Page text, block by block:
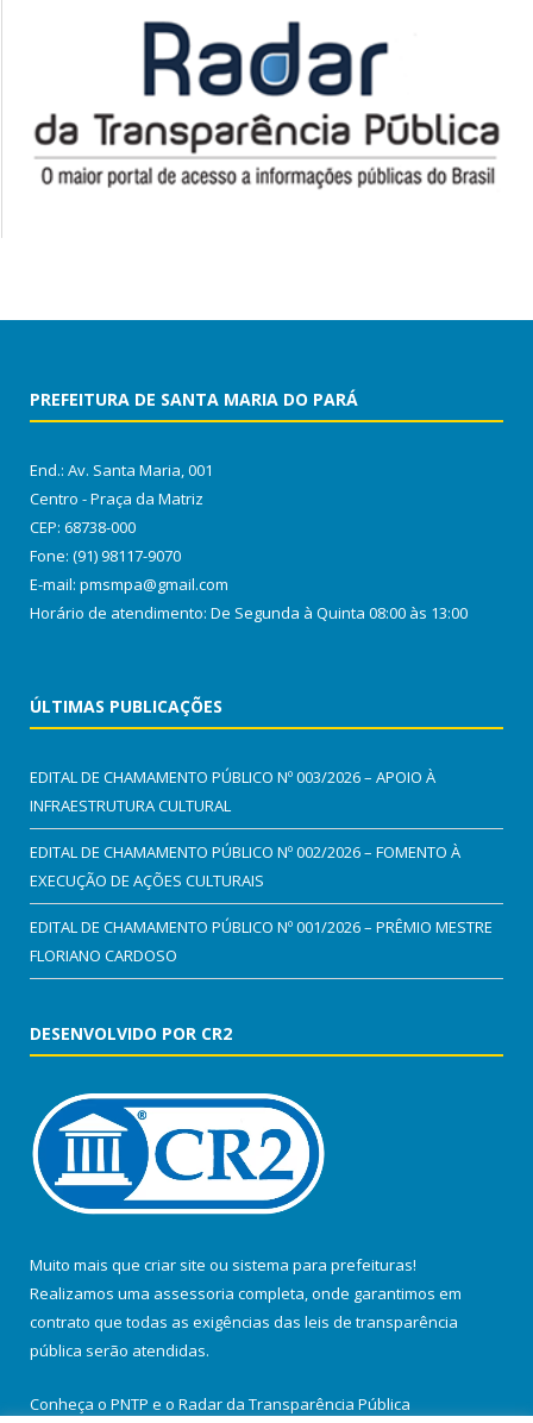
PREFEITURA DE SANTA MARIA DO PARÁ
End.: Av. Santa Maria, 001
Centro - Praça da Matriz
CEP: 68738-000
Fone: (91) 98117-9070
E-mail: pmsmpa@gmail.com
Horário de atendimento: De Segunda à Quinta 08:00 às 13:00
ÚLTIMAS PUBLICAÇÕES
EDITAL DE CHAMAMENTO PÚBLICO Nº 003/2026 – APOIO À
INFRAESTRUTURA CULTURAL
EDITAL DE CHAMAMENTO PÚBLICO Nº 002/2026 – FOMENTO À
EXECUÇÃO DE AÇÕES CULTURAIS
EDITAL DE CHAMAMENTO PÚBLICO Nº 001/2026 – PRÊMIO MESTRE
FLORIANO CARDOSO
DESENVOLVIDO POR CR2
Muito mais que criar site ou sistema para prefeituras!
Realizamos uma assessoria completa, onde garantimos em
contrato que todas as exigências das leis de transparência
pública serão atendidas.
Conheça o PNTP e o Radar da Transparência Pública